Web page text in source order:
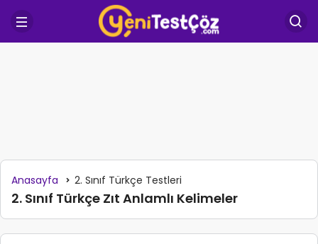
Anasayfa 2. Sınıf Türkçe Testleri
2. Sınıf Türkçe Zıt Anlamlı Kelimeler